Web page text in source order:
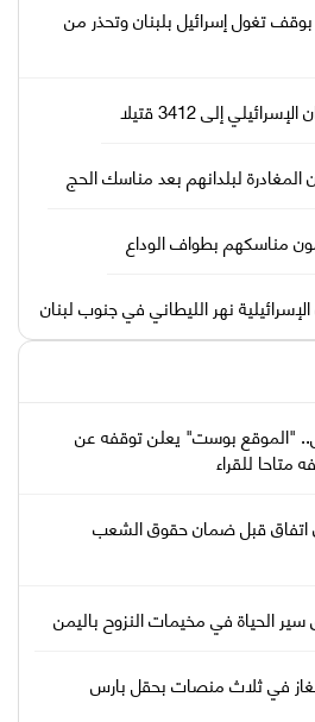
تغول إسرائيل بلبنان وتحذر من
إلى 3412 قتيلا
لبلدانهم بعد مناسك الحج
مناسكهم بطواف الوداع
نهر الليطاني في جنوب لبنان
"الموقع بوست" يعلن توقفه عن
متاحا للقراء
اتفاق قبل ضمان حقوق الشعب
الحياة في مخيمات النزوح باليمن
في ثلاث منصات بحقل بارس